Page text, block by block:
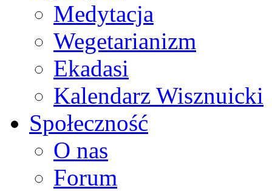
Medytacja
Wegetarianizm
Ekadasi
Kalendarz Wisznuicki
Społeczność
O nas
Forum